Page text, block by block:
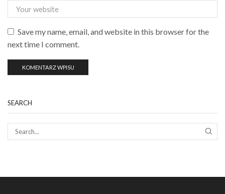
Save my name, email, and website in this browser for the
next time I comment.
SEARCH